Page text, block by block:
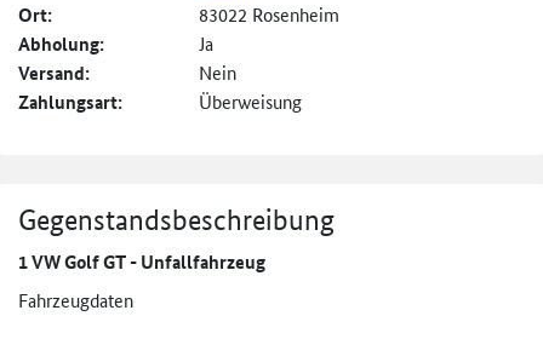
Ort: 83022 Rosenheim
Abholung: Ja
Versand: Nein
Zahlungsart: Überweisung
Gegenstandsbeschreibung
1 VW Golf GT - Unfallfahrzeug
Fahrzeugdaten